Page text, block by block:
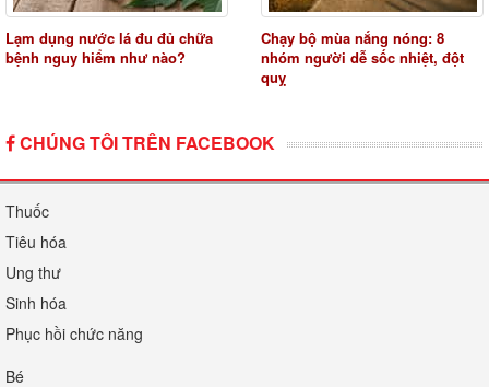
Lạm dụng nước lá đu đủ chữa
bệnh nguy hiểm như nào?
Chạy bộ mùa nắng nóng: 8
nhóm người dễ sốc nhiệt, đột
quỵ
CHÚNG TÔI TRÊN FACEBOOK
Thuốc
Tiêu hóa
Ung thư
Sinh hóa
Phục hồi chức năng
Bé